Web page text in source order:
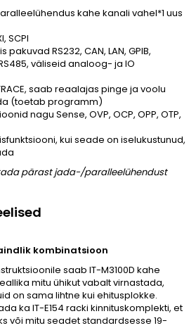
kahe kanali vahel*1 uus
SCPI
RS232, CAN, LAN, GPIB,
väliseid analoog- ja IO
saab reaalajas pinge ja voolu
(toetab programm)
nagu Sense, OVP, OCP, OPP, OTP,
kui seade on iselukustunud,
pärast jada-/paralleelühendust
kombinatsioon
saab IT-M3100D kahe
mitu ühikut vabalt virnastada,
on sama lihtne kui ehitusplokke.
ka IT-E154 racki kinnituskomplekti, et
või mitu seadet standardsesse 19-